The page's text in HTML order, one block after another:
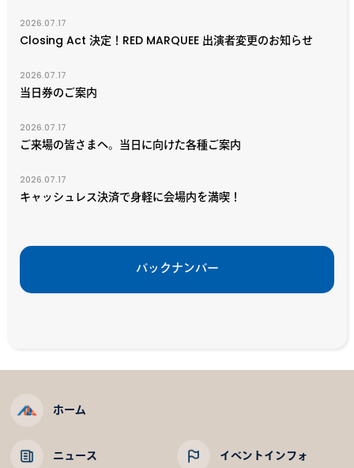
2026.07.17
Closing Act 決定！RED MARQUEE 出演者変更のお知らせ
2026.07.17
当日券のご案内
2026.07.17
ご来場の皆さまへ。当日に向けた各種ご案内
2026.07.17
キャッシュレス決済で身軽に会場内を満喫！
バックナンバー
ホーム
ニュース イベントインフォ